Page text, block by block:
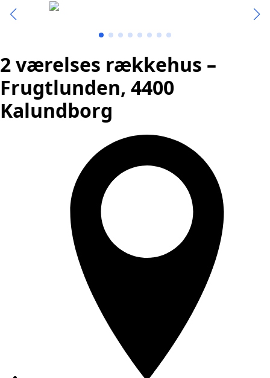
2 værelses rækkehus –
Frugtlunden, 4400
Kalundborg